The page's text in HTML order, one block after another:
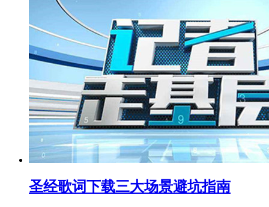
圣经歌词下载三大场景避坑指南